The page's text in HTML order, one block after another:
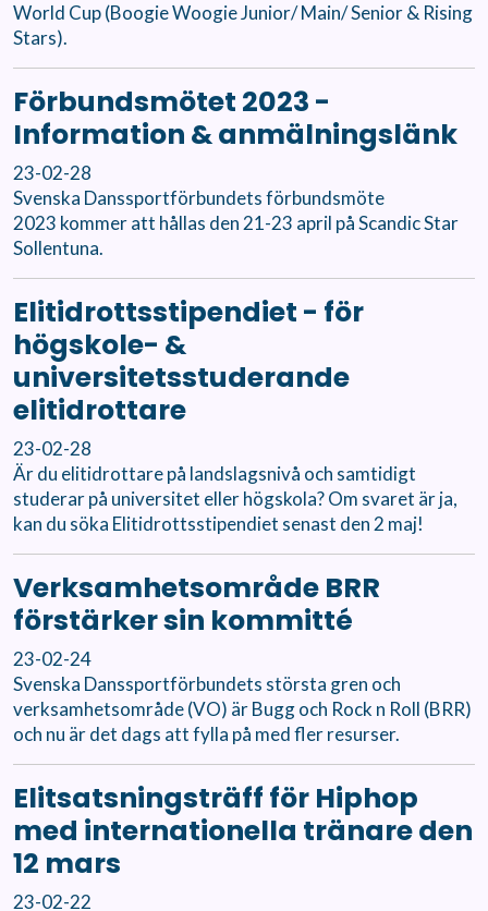
World Cup (Boogie Woogie Junior/ Main/ Senior & Rising
Stars).
Förbundsmötet 2023 -
Information & anmälningslänk
23-02-28
Svenska Danssportförbundets förbundsmöte
2023 kommer att hållas den 21-23 april på Scandic Star
Sollentuna.
Elitidrottsstipendiet - för
högskole- &
universitetsstuderande
elitidrottare
23-02-28
Är du elitidrottare på landslagsnivå och samtidigt
studerar på universitet eller högskola? Om svaret är ja,
kan du söka Elitidrottsstipendiet senast den 2 maj!
Verksamhetsområde BRR
förstärker sin kommitté
23-02-24
Svenska Danssportförbundets största gren och
verksamhetsområde (VO) är Bugg och Rock n Roll (BRR)
och nu är det dags att fylla på med fler resurser.
Elitsatsningsträff för Hiphop
med internationella tränare den
12 mars
23-02-22